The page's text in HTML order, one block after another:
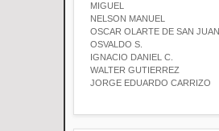
MIGUEL
NELSON MANUEL
OSCAR OLARTE DE SAN JUAN
OSVALDO S.
IGNACIO DANIEL C.
WALTER GUTIERREZ
JORGE EDUARDO CARRIZO